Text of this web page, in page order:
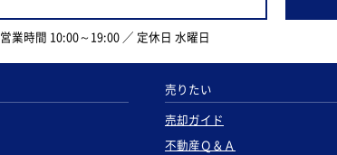
営業時間 10:00～19:00 ／ 定休日 水曜日
売りたい
売却ガイド
不動産Ｑ＆Ａ